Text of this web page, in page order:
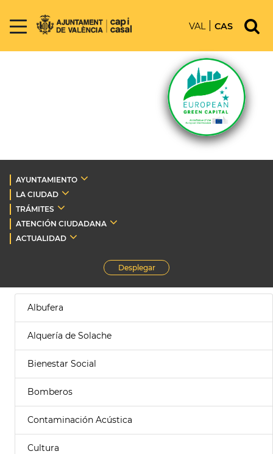
VAL CAS
AYUNTAMIENTO
LA CIUDAD
TRÁMITES
ATENCIÓN CIUDADANA
ACTUALIDAD
Desplegar
Albufera
Alquería de Solache
Bienestar Social
Bomberos
Contaminación Acústica
Cultura